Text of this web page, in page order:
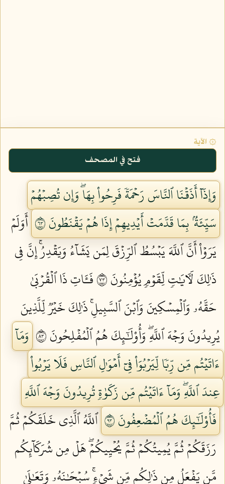
۞ الآية
فتح في المصحف
وَإِذَآ أَذَقۡنَا ٱلنَّاسَ رَحۡمَةٗ فَرِحُواْ بِهَاۖ وَإِن تُصِبۡهُمۡ
سَيِّئَةُۢ بِمَا قَدَّمَتۡ أَيۡدِيهِمۡ إِذَا هُمۡ يَقۡنَطُونَ ٣٦
أَوَلَمۡ
يَرَوۡاْ أَنَّ ٱللَّهَ يَبۡسُطُ ٱلرِّزۡقَ لِمَن يَشَآءُ وَيَقۡدِرُۚ إِنَّ فِي
ذَٰلِكَ لَأٓيَٰتٖ لِّقَوۡمٖ يُؤۡمِنُونَ ٣٧
فَـَٔاتِ ذَا ٱلۡقُرۡبَىٰ
حَقَّهُۥ وَٱلۡمِسۡكِينَ وَٱبۡنَ ٱلسَّبِيلِۚ ذَٰلِكَ خَيۡرٞ لِّلَّذِينَ
يُرِيدُونَ وَجۡهَ ٱللَّهِۖ وَأُوْلَٰٓئِكَ هُمُ ٱلۡمُفۡلِحُونَ ٣٨
وَمَآ
ءَاتَيۡتُم مِّن رِّبٗا لِّيَرۡبُوَاْ فِيٓ أَمۡوَٰلِ ٱلنَّاسِ فَلَا يَرۡبُواْ
عِندَ ٱللَّهِۖ وَمَآ ءَاتَيۡتُم مِّن زَكَوٰةٖ تُرِيدُونَ وَجۡهَ ٱللَّهِ
فَأُوْلَٰٓئِكَ هُمُ ٱلۡمُضۡعِفُونَ ٣٩
ٱللَّهُ ٱلَّذِي خَلَقَكُمۡ ثُمَّ
رَزَقَكُمۡ ثُمَّ يُمِيتُكُمۡ ثُمَّ يُحۡيِيكُمۡۖ هَلۡ مِن شُرَكَآئِكُم
مَّن يَفۡعَلُ مِن ذَٰلِكُم مِّن شَيۡءٖۚ سُبۡحَٰنَهُۥ وَتَعَٰلَىٰ